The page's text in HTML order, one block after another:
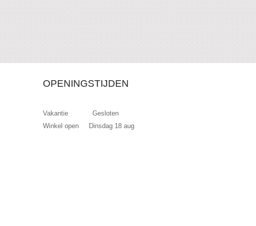
OPENINGSTIJDEN
Vakantie Gesloten
Winkel open Dinsdag 18 aug